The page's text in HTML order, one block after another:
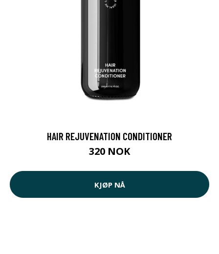
HAIR REJUVENATION CONDITIONER
320 NOK
KJØP NÅ